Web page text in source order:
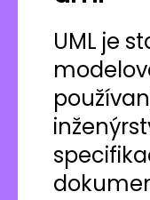
UML je